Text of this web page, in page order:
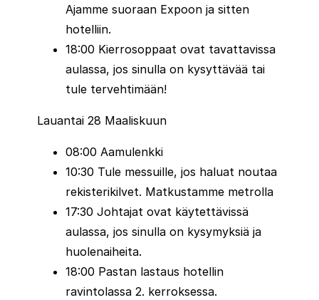
Cardiffin puolimaraton(UK) –
Maisemallinen reitti Walesin pääkaupungin
läpi. Tunnettu suurista kannustusjoukoista
ja historiallisista nähtävyyksistä.
Hanki SuperHalfs-passi
ensimmäiseen kilpailuun, saat digitaalisen
passin, johon tapahtumasti kirjataan.
Suorita kaikki kuusi kilpailua: Sinulla on
rajattomasti aikaa suorittaa sarja loppuun.
Ryhdy superjuoksijaksi
kuusi kilpailua, saat erityisen sertifikaatin ja
paikan SuperHalfs Hall of Fameen.
Ajamme suoraan Expoon ja sitten
hotelliin.
18:00 Kierrosoppaat ovat tavattavissa
aulassa, jos sinulla on kysyttävää tai
tule tervehtimään!
Lauantai 28 Maaliskuun
08:00 Aamulenkki
10:30 Tule messuille, jos haluat noutaa
rekisterikilvet. Matkustamme metrolla
17:30 Johtajat ovat käytettävissä
aulassa, jos sinulla on kysymyksiä ja
huolenaiheita.
18:00 Pastan lastaus hotellin
ravintolassa 2. kerroksessa.